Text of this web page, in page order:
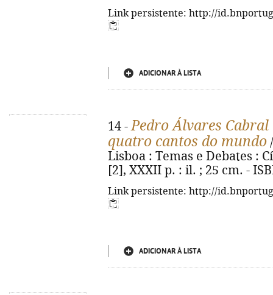
Link persistente: http://
ADICIONAR À LISTA
14 -Pedro Álvares
quatro cantos do mundo
Lisboa : Temas e Debates :
[2], XXXII p. : il. ; 25 cm. -
Link persistente: http://
ADICIONAR À LISTA